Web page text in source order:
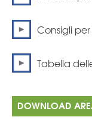
Consigli
Tabella
DOWNLOAD